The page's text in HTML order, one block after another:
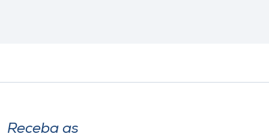
Receba as